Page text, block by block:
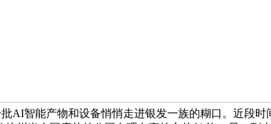
AI智能产物和设备悄悄走进银发一族的糊口。近段